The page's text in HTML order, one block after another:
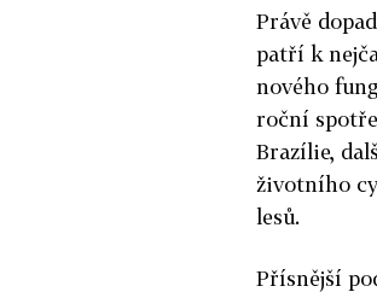
Právě
patří k
nového
roční
Brazílie,
životního
lesů.
Přísnější